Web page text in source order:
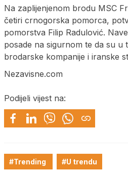
Na zaplijenjenom brodu MSC
četiri crnogorska pomorca,
pomorstva Filip Radulović.
posade na sigurnom te da su
brodarske kompanije i iranske
Nezavisne.com
Podijeli vijest na:
#Trending #U trendu